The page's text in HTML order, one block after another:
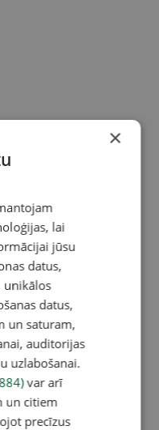
×
lai
jūsu
datus,
unikālos
datus,
un saturam,
auditorijas
uzlabošanai.
var arī
un citiem
precīzus